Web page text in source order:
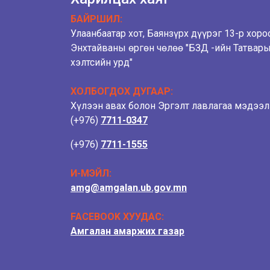
БАЙРШИЛ:
Улаанбаатар хот, Баянзүрх дүүрэг 13-р
Энхтайваны өргөн чөлөө "БЗД -ийн
хэлтсийн урд"
ХОЛБОГДОХ ДУГААР:
Хүлээн авах болон Эргэлт лавлагаа
(+976) 7711-0347
(+976) 7711-1555
И-МЭЙЛ:
amg@amgalan.ub.gov.mn
FACEBOOK ХУУДАС:
Амгалан амаржих газар